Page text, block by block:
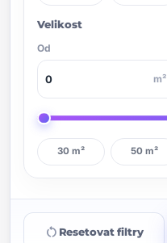
Velikost
Od
m²
30 m² 50 m²
restart_alt Resetovat filtry